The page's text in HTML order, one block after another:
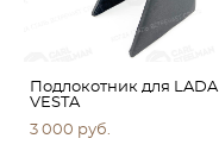
Подлокотник для LADA
VESTA
3 000 pуб.